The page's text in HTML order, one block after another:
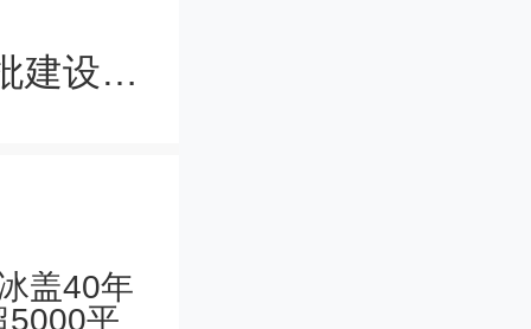
深圳理工大学预计今年正式招生，首批建设七大学院